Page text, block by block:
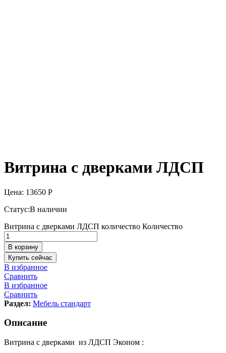
Витрина с дверками ЛДСП
Цена: 13650 Р
Статус:В наличии
Витрина с дверками ЛДСП количество Количество
В корзину
Купить сейчас
В избранное
Сравнить
В избранное
Сравнить
Раздел: Мебель стандарт
Описание
Витрина с дверками из ЛДСП Эконом :